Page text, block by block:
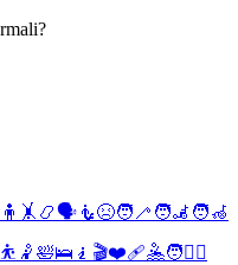
🧍 🤸 📿🗣️ 🧜😣🧑‍🦯 🧑‍🦼 🧑‍🦽
⛹️ 🤾 🛀🛌 🧎 🎬❤️‍🩹🤽🧑🧔‍♂️